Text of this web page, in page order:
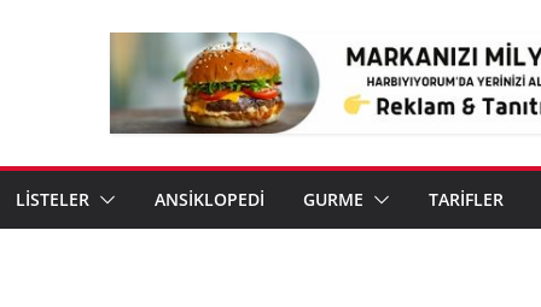
LİSTELER ANSİKLOPEDİ GURME TARİFLER